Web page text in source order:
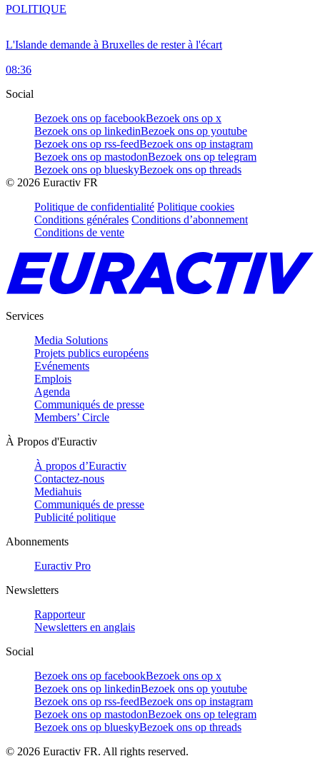
L'Islande demande à Bruxelles de rester à l'écart
08:36
POLITIQUE
Social
Bezoek ons op facebookBezoek ons op x
Bezoek ons op linkedinBezoek ons op youtube
Bezoek ons op rss-feedBezoek ons op instagram
Bezoek ons op mastodonBezoek ons op telegram
Bezoek ons op blueskyBezoek ons op threads
© 2026 Euractiv FR
Politique de confidentialité Politique cookies
Conditions générales Conditions d’abonnement
Conditions de vente
Services
Media Solutions
Projets publics européens
Evénements
Emplois
Agenda
Communiqués de presse
Members’ Circle
À Propos d'Euractiv
À propos d’Euractiv
Contactez-nous
Mediahuis
Communiqués de presse
Publicité politique
Abonnements
Euractiv Pro
Newsletters
Rapporteur
Newsletters en anglais
Social
Bezoek ons op facebookBezoek ons op x
Bezoek ons op linkedinBezoek ons op youtube
Bezoek ons op rss-feedBezoek ons op instagram
Bezoek ons op mastodonBezoek ons op telegram
Bezoek ons op blueskyBezoek ons op threads
© 2026 Euractiv FR. All rights reserved.